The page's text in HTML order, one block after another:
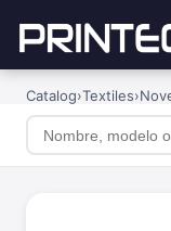
Catalog›Textiles›